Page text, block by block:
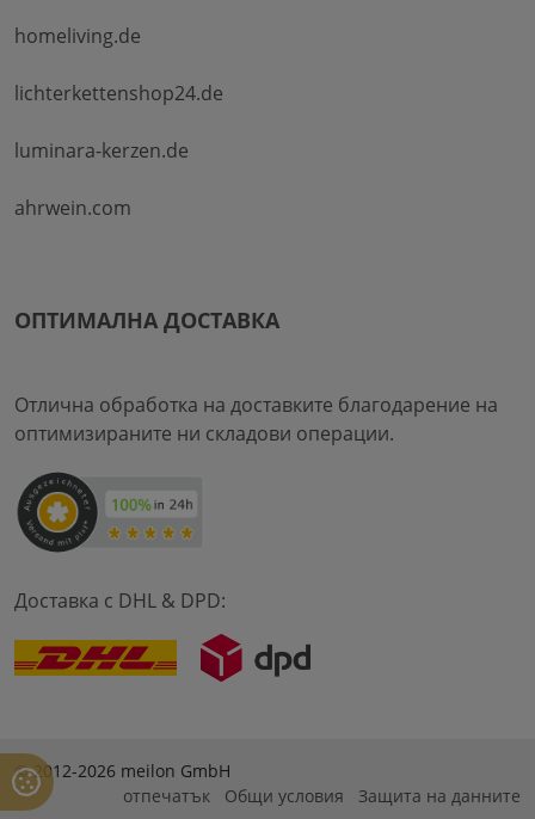
homeliving.de
lichterkettenshop24.de
luminara-kerzen.de
ahrwein.com
ОПТИМАЛНА ДОСТАВКА
Отлична обработка на доставките благодарение на
оптимизираните ни складови операции.
Доставка с DHL & DPD:
© 2012-2026 meilon GmbH
отпечатък
Общи условия Защита на данните